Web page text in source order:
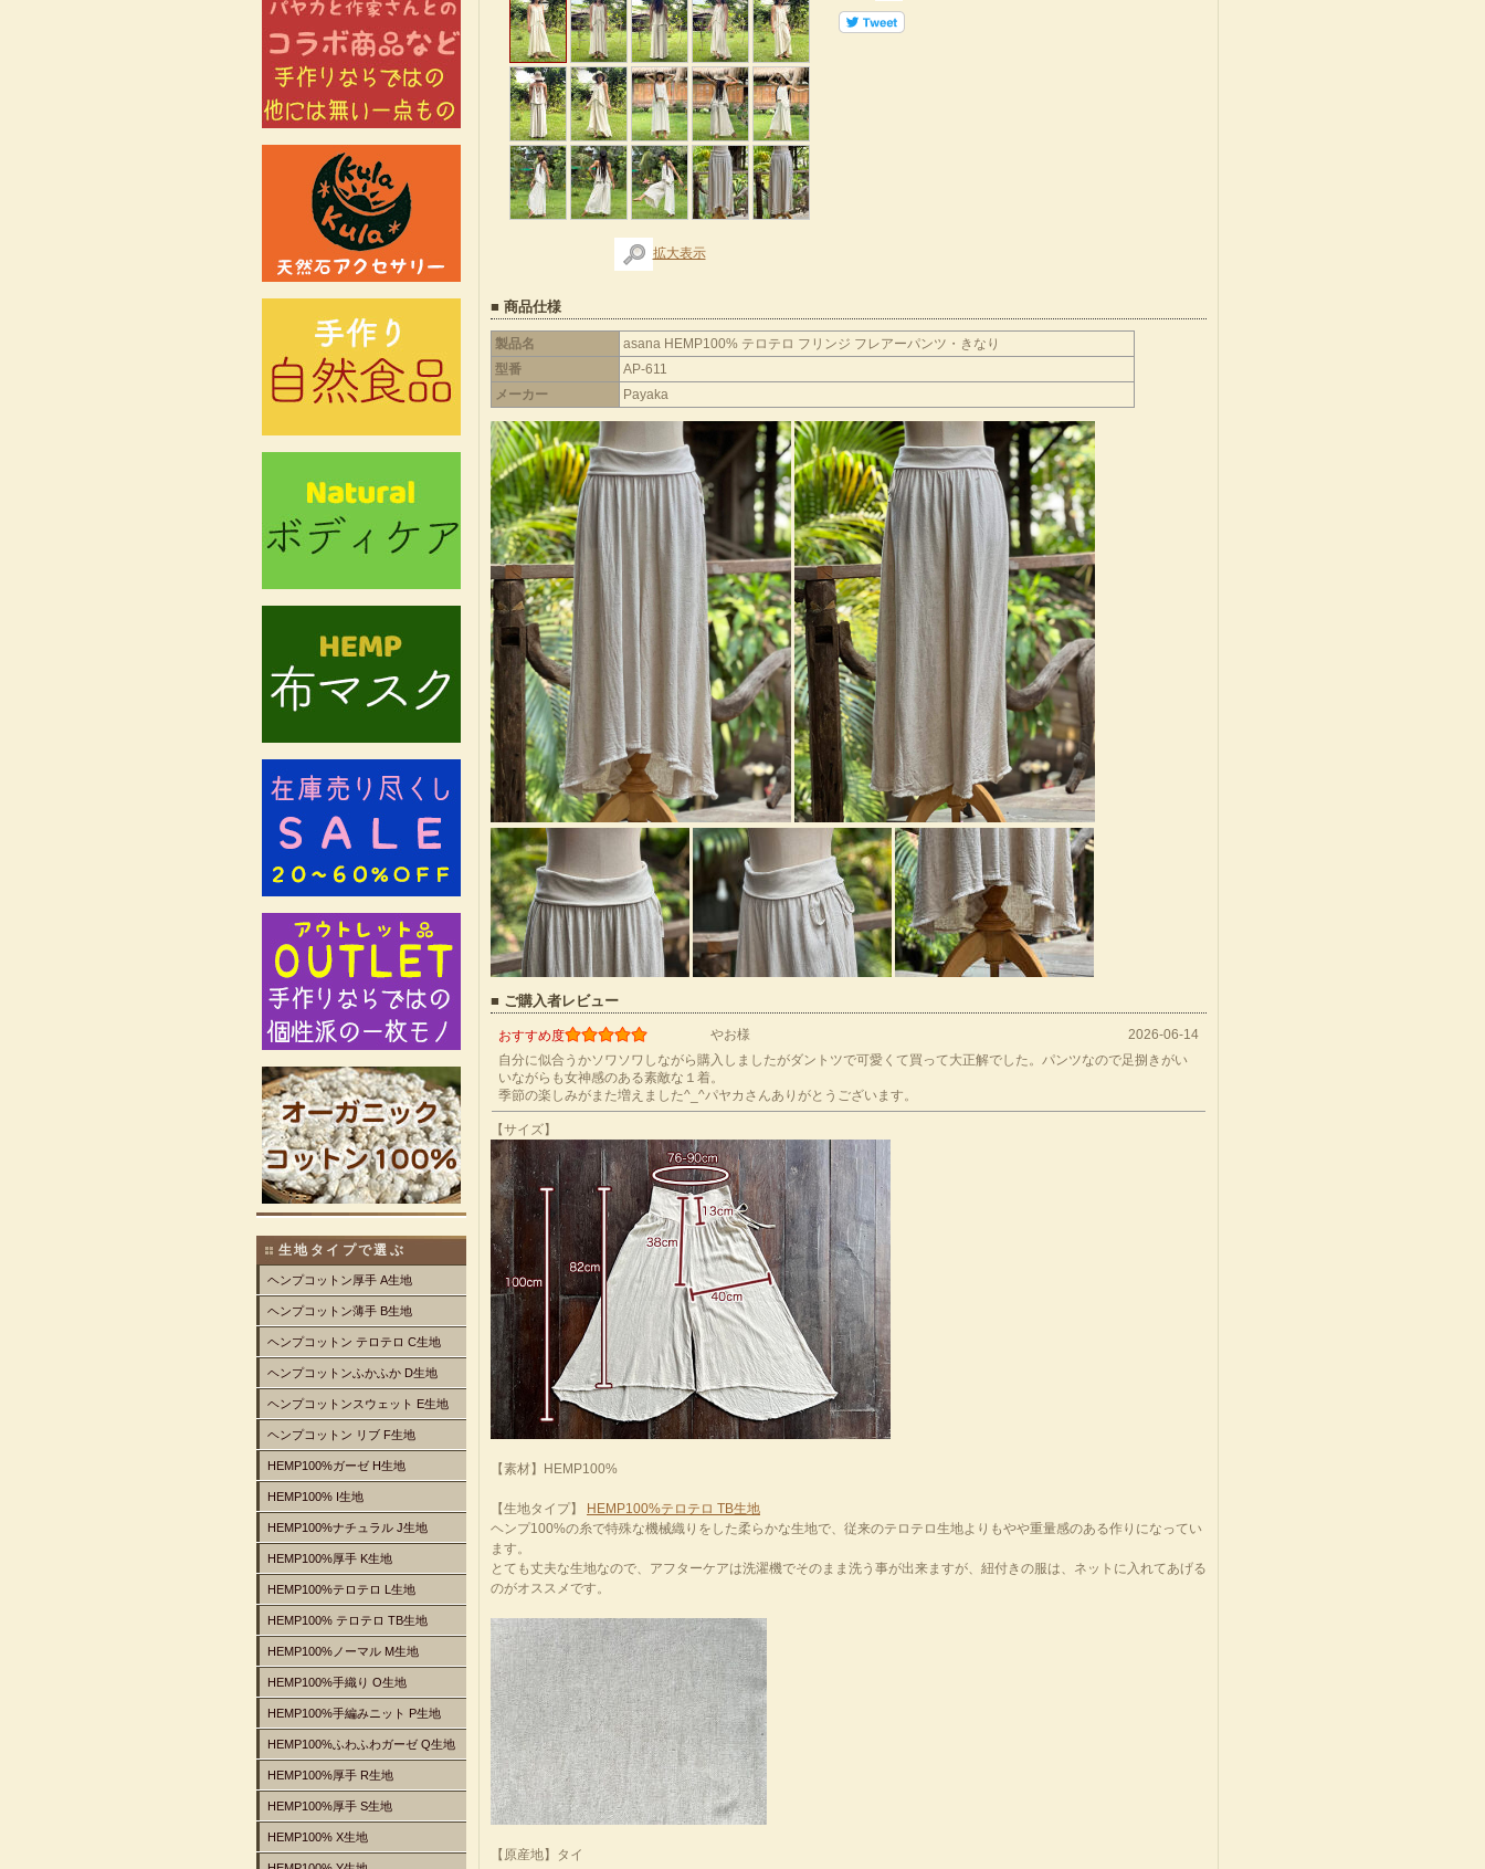
生地タイプで選ぶ
ヘンプコットン厚手 A生地
ヘンプコットン薄手 B生地
ヘンプコットン テロテロ C生地
ヘンプコットンふかふか D生地
ヘンプコットンスウェット E生地
ヘンプコットン リブ F生地
HEMP100%ガーゼ H生地
HEMP100% I生地
HEMP100%ナチュラル J生地
HEMP100%厚手 K生地
HEMP100%テロテロ L生地
HEMP100% テロテロ TB生地
HEMP100%ノーマル M生地
HEMP100%手織り O生地
HEMP100%手編みニット P生地
HEMP100%ふわふわガーゼ Q生地
HEMP100%厚手 R生地
HEMP100%厚手 S生地
HEMP100% X生地
拡大表示
■ 商品仕様
製品名
asana HEMP100% テロテロ フリンジ フレアーパンツ・きなり
型番
AP-611
メーカー
Payaka
■ ご購入者レビュー
おすすめ度 やお様
2026-06-14
自分に似合うかソワソワしながら購入しましたがダントツで可愛くて買って大正解でした。パンツなので足捌きがい
いながらも女神感のある素敵な１着。
季節の楽しみがまた増えました^_^パヤカさんありがとうございます。
【サイズ】
【素材】HEMP100%
【生地タイプ】
HEMP100%テロテロ TB生地
ヘンプ100%の糸で特殊な機械織りをした柔らかな生地で、従来のテロテロ生地よりもやや重量感のある作りになってい
ます。
とても丈夫な生地なので、アフターケアは洗濯機でそのまま洗う事が出来ますが、紐付きの服は、ネットに入れてあげる
のがオススメです。
【原産地】タイ